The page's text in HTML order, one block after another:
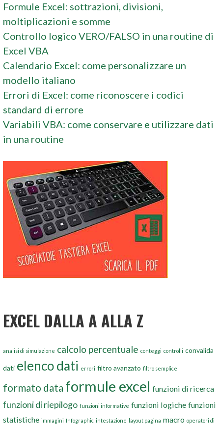
Formule Excel: sottrazioni, divisioni,
moltiplicazioni e somme
Controllo logico VERO/FALSO in una routine di
Excel VBA
Calendario Excel: come personalizzare un
modello italiano
Errori di Excel: come riconoscere i codici
standard di errore
Variabili VBA: come conservare e utilizzare dati
in una routine
EXCEL DALLA A ALLA Z
analisi di simulazione calcolo percentuale conteggi controlli convalida
dati elenco dati errori filtro avanzato filtro semplice
formato data formule excel funzioni di ricerca
funzioni di riepilogo funzioni informative funzioni logiche funzioni
statistiche immagini Infographic intestazione layout pagina macro operatori di